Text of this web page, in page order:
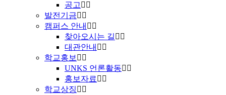
공고
발전기금
캠퍼스 안내
찾아오시는 길
대관안내
학교홍보
UNKS 언론활동
홍보자료
학교상징